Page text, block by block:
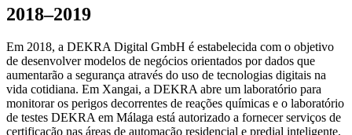
2018–2019
Em 2018, a DEKRA Digital GmbH é estabelecida com o objetivo
de desenvolver modelos de negócios orientados por dados que
aumentarão a segurança através do uso de tecnologias digitais na
vida cotidiana. Em Xangai, a DEKRA abre um laboratório para
monitorar os perigos decorrentes de reações químicas e o laboratório
de testes DEKRA em Málaga está autorizado a fornecer serviços de
certificação nas áreas de automação residencial e predial inteligente.